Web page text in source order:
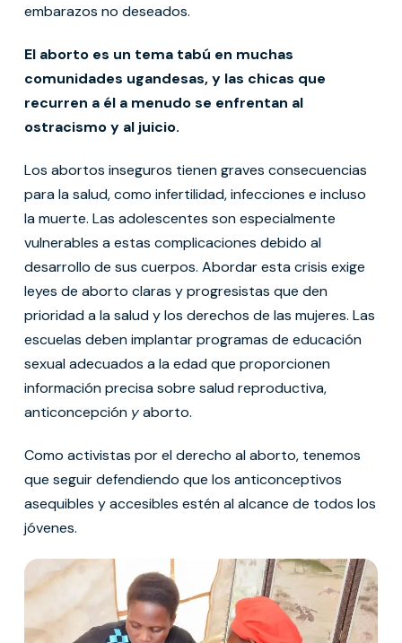
embarazos no deseados.
El aborto es un tema tabú en muchas
comunidades ugandesas, y las chicas que
recurren a él a menudo se enfrentan al
ostracismo y al juicio.
Los abortos inseguros tienen graves consecuencias
para la salud, como infertilidad, infecciones e incluso
la muerte. Las adolescentes son especialmente
vulnerables a estas complicaciones debido al
desarrollo de sus cuerpos. Abordar esta crisis exige
leyes de aborto claras y progresistas que den
prioridad a la salud y los derechos de las mujeres. Las
escuelas deben implantar programas de educación
sexual adecuados a la edad que proporcionen
información precisa sobre salud reproductiva,
anticoncepción yaborto.
Como activistas por el derecho al aborto, tenemos
que seguir defendiendo que los anticonceptivos
asequibles y accesibles estén al alcance de todos los
jóvenes.